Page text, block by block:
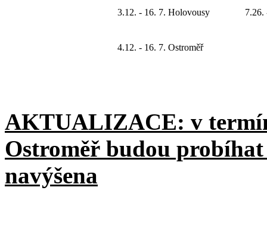
3.12. - 16. 7. Holovousy 7.26.
4.12. - 16. 7. Ostroměř
AKTUALIZACE: v
Ostroměř budou
navýšena